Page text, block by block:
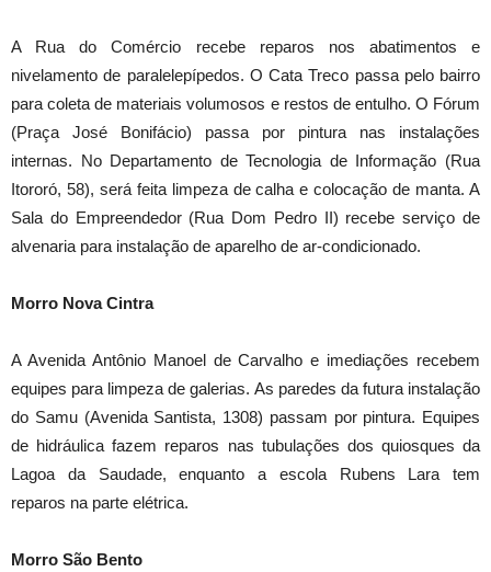
A Rua do Comércio recebe reparos nos abatimentos e
nivelamento de paralelepípedos. O Cata Treco passa pelo bairro
para coleta de materiais volumosos e restos de entulho. O Fórum
(Praça José Bonifácio) passa por pintura nas instalações
internas. No Departamento de Tecnologia de Informação (Rua
Itororó, 58), será feita limpeza de calha e colocação de manta. A
Sala do Empreendedor (Rua Dom Pedro II) recebe serviço de
alvenaria para instalação de aparelho de ar-condicionado.
Morro Nova Cintra
A Avenida Antônio Manoel de Carvalho e imediações recebem
equipes para limpeza de galerias. As paredes da futura instalação
do Samu (Avenida Santista, 1308) passam por pintura. Equipes
de hidráulica fazem reparos nas tubulações dos quiosques da
Lagoa da Saudade, enquanto a escola Rubens Lara tem
reparos na parte elétrica.
Morro São Bento